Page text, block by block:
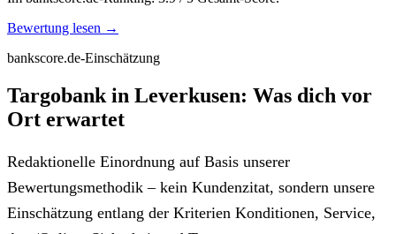
Bewertung lesen →
bankscore.de-Einschätzung
Targobank in Leverkusen: Was dich vor
Ort erwartet
Redaktionelle Einordnung auf Basis unserer
Bewertungsmethodik – kein Kundenzitat, sondern unsere
Einschätzung entlang der Kriterien Konditionen, Service,